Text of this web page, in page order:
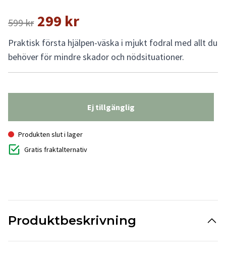
599 kr 299 kr
Praktisk första hjälpen-väska i mjukt fodral med allt du
behöver för mindre skador och nödsituationer.
Ej tillgänglig
Produkten slut i lager
Gratis fraktalternativ
Produktbeskrivning